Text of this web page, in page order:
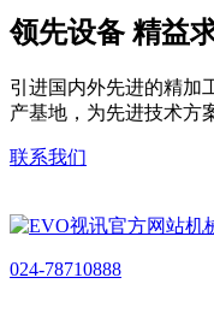
领先设备 精益
引进国内外先进的精加
产基地，为先进技术方
联系我们
024-78710888